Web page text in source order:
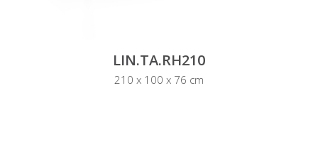
LIN.TA.RH210
210 x 100 x 76 cm